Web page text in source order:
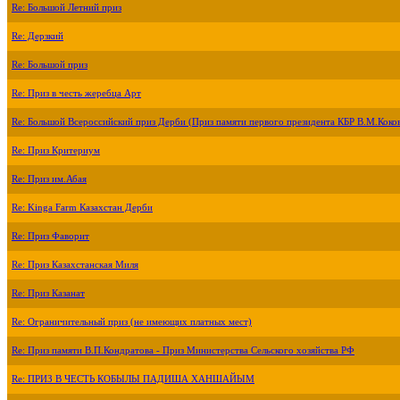
Re: Большой Летний приз
Re: Дерзкий
Re: Большой приз
Re: Приз в честь жеребца Арт
Re: Большой Всероссийский приз Дерби (Приз памяти первого президента КБР
Re: Приз Критериум
Re: Приз им.Абая
Re: Kinga Farm Казахстан Дерби
Re: Приз Фаворит
Re: Приз Казахстанская Миля
Re: Приз Казанат
Re: Ограничительный приз (не имеющих платных мест)
Re: Приз памяти В.П.Кондратова - Приз Министерства Сельского хозяйства РФ
Re: ПРИЗ В ЧЕСТЬ КОБЫЛЫ ПАДИША ХАНШАЙЫМ